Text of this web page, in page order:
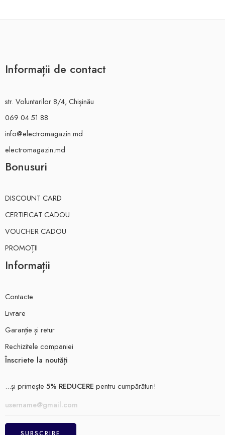
Informații de contact
str. Voluntarilor 8/4, Chișinău
069 04 51 88
info@electromagazin.md
electromagazin.md
Bonusuri
DISCOUNT CARD
CERTIFICAT CADOU
VOUCHER CADOU
PROMOȚII
Informații
Contacte
Livrare
Garanție și retur
Rechizitele companiei
Înscriete la noutăți
...și primește 5% REDUCERE pentru cumpărături!